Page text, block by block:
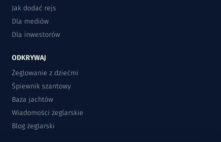
Jak dodać rejs
Dla mediów
Dla inwestorów
ODKRYWAJ
Żeglowanie z dziećmi
Śpiewnik szantowy
Baza jachtów
Wiadomości żeglarskie
Blog żeglarski